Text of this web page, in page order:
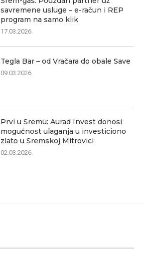
savremene usluge – e-račun i REP
program na samo klik
17.03.2026.
Tegla Bar – od Vračara do obale Save
09.03.2026.
Prvi u Sremu: Aurad Invest donosi
mogućnost ulaganja u investiciono
zlato u Sremskoj Mitrovici
02.03.2026.